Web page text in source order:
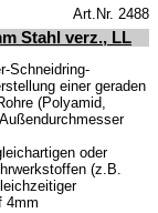
Art.Nr. 2488
Stahl verz., LL
Schneidring-
einer geraden
(Polyamid,
oder
(z.B.
4mm